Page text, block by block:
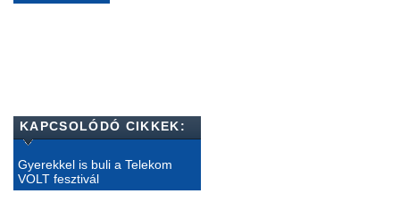
KAPCSOLÓDÓ CIKKEK:
Gyerekkel is buli a Telekom
VOLT fesztivál